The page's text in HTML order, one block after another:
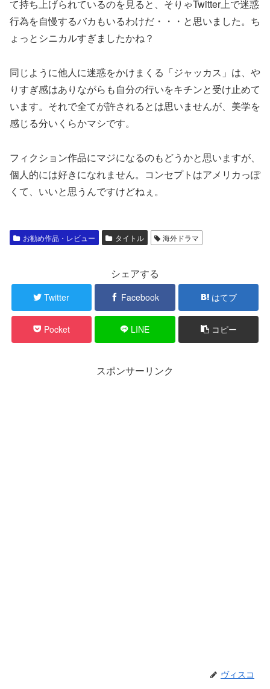
て持ち上げられているのを見ると、そりゃTwitter上で迷惑
行為を自慢するバカもいるわけだ・・・と思いました。ち
ょっとシニカルすぎましたかね？
同じように他人に迷惑をかけまくる「ジャッカス」は、や
りすぎ感はありながらも自分の行いをキチンと受け止めて
います。それで全てが許されるとは思いませんが、美学を
感じる分いくらかマシです。
フィクション作品にマジになるのもどうかと思いますが、
個人的には好きになれません。コンセプトはアメリカっぽ
くて、いいと思うんですけどねぇ。
お勧め作品・レビュー タイトル 海外ドラマ
シェアする
Twitter Facebook はてブ
Pocket LINE コピー
スポンサーリンク
ヴィスコ